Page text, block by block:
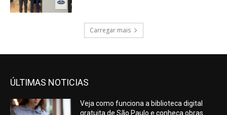
Carregar mais
ÚLTIMAS NOTICIAS
Veja como funciona a biblioteca digital
gratuita de São Paulo e conheça obras